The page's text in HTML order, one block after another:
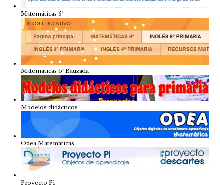
Matemáticas 5º
Matemáticas 6º Bauzada
Modelos didácticos
Odea Matemáticas
Proyecto Pi